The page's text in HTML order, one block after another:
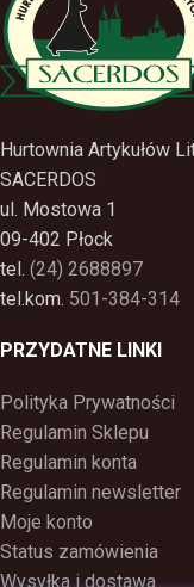
Hurtownia Artykułów
SACERDOS
ul. Mostowa 1
09-402 Płock
tel. (24) 2688897
tel.kom. 501-384-314
PRZYDATNE LINKI
Polityka Prywatności
Regulamin Sklepu
Regulamin konta
Regulamin newsletter
Moje konto
Status zamówienia
Wysyłka i dostawa